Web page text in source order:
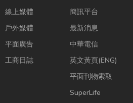
致命錯
。...
一絲靜電或按
下開關的火
花...
線上媒體
戶外媒體
平面廣告
工商日誌
簡訊平台
最新消息
中華電信
英文黃頁(ENG)
平面刊物索取
SuperLife